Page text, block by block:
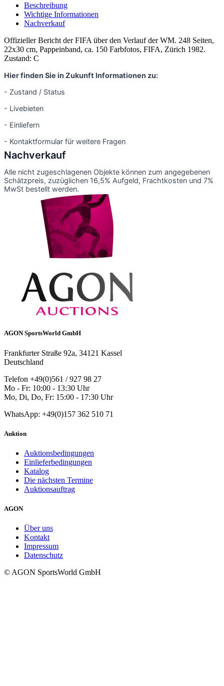
Beschreibung
Wichtige Informationen
Nachverkauf
Offizieller Bericht der FIFA über den Verlauf der WM. 248 Seiten,
22x30 cm, Pappeinband, ca. 150 Farbfotos, FIFA, Zürich 1982.
Zustand: C
Hier finden Sie in Zukunft Informationen zu:
- Zustand / Status
- Livebieten
- Einliefern
- Kontaktformular für weitere Fragen
Nachverkauf
Alle nicht zugeschlagenen Objekte können zum angegebenen
Schätzpreis, zuzüglichen 16,5% Aufgeld, Frachtkosten und 7%
MwSt bestellt werden.
AGON SportsWorld GmbH
Frankfurter Straße 92a, 34121 Kassel
Deutschland
Telefon +49(0)561 / 927 98 27
Mo - Fr: 10:00 - 13:30 Uhr
Mo, Di, Do, Fr: 15:00 - 17:30 Uhr
WhatsApp: +49(0)157 362 510 71
Auktion
Auktionsbedingungen
Einlieferbedingungen
Katalog
Die nächsten Termine
Auktionsauftrag
AGON
Über uns
Kontakt
Impressum
Datenschutz
© AGON SportsWorld GmbH